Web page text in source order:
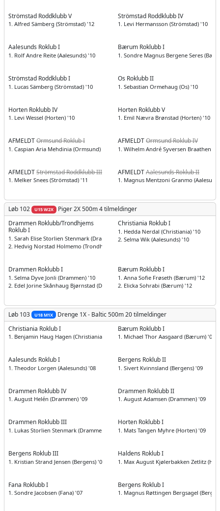
Strömstad Roddklubb V
1. Alfred Sämberg (Strömstad) '12
Strömstad Roddklubb IV
1. Levi Hermansson (Strömstad) '10
Aalesunds Roklub I
1. Rolf Andre Reite (Aalesunds) '10
Bærum Roklubb I
1. Sondre Magnus Bergene Seres
Strömstad Roddklubb I
1. Lucas Sämberg (Strömstad) '10
Os Roklubb II
1. Sebastian Ormehaug (Os) '10
Horten Roklubb IV
1. Levi Wessel (Horten) '10
Horten Roklubb V
1. Emil Nævra Brønstad (Horten) '10
AFMELDTOrmsund Roklub I
1. Caspian Aria Mehdinia (Ormsund) '11
AFMELDTOrmsund Roklub IV
1. Wilhelm André Syversen Braathen
AFMELDTStrömstad Roddklubb III
1. Melker Snees (Strömstad) '11
AFMELDTAalesunds Roklub II
1. Magnus Mentzoni Granmo
Løb 102 U15 W2X Piger2X 500m4 tilmeldinger
Drammen Roklubb/Trondhjems
Roklub I
1. Sarah Elise Storlien Stenmark (Drammen) '10
2. Hedvig Norstad Holmemo (Trondhjems) '10
Christiania Roklub I
1. Hedda Nerdal (Christiania) '10
2. Selma Wik (Aalesunds) '10
Drammen Roklubb I
1. Selma Dyve Jonli (Drammen) '10
2. Edel Jorine Skånhaug Bjørnstad (Drammen) '11
Bærum Roklubb I
1. Anna Sofie Frøseth (Bærum) '12
2. Elicka Sohrabi (Bærum) '12
Løb 103 U18 M1X Drenge 1X - Baltic 500m20 tilmeldinger
Christiania Roklub I
1. Benjamin Haug Hagen (Christiania) '07
Bærum Roklubb I
1. Michael Thor Aasgaard (Bærum) '07
Aalesunds Roklub I
1. Theodor Lorgen (Aalesunds) '08
Bergens Roklub II
1. Sivert Kvinnsland (Bergens) '09
Drammen Roklubb IV
1. August Helén (Drammen) '09
Drammen Roklubb II
1. August Adamsen (Drammen) '09
Drammen Roklubb III
1. Lukas Storlien Stenmark (Drammen) '08
Horten Roklubb I
1. Mats Tangen Myhre (Horten) '09
Bergens Roklub III
1. Kristian Strand Jensen (Bergens) '07
Haldens Roklub I
1. Max August Kjølerbakken Zetlitz
Fana Roklubb I
1. Sondre Jacobsen (Fana) '07
Bergens Roklub I
1. Magnus Røttingen Bergsagel